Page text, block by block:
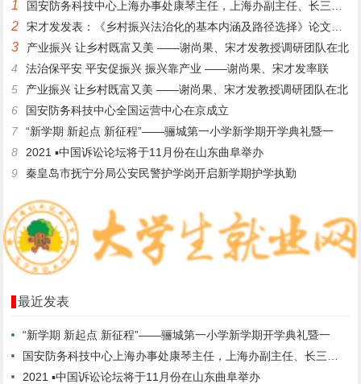
1 国安防务科技中心上海办事处康琴主任，上海办副主任、长三角办公
2 宋才发发表：《乡村振兴法治化的基本内涵及路径选择》论文（下篇
3
产业振兴 让乡村既富又美 ——谢尚果、宋才发教授调研团队在北
4
法治保平安 平安促振兴 振兴靠产业 ——谢尚果、宋才发率联
5
产业振兴 让乡村既富又美 ——谢尚果、宋才发教授调研团队在北
6
国安防务科技中心全国运营中心在京成立
7
“新学期 新起点 新征程”——骊城第一小学新学期开学典礼暨一
8
2021 ▪中国诉讼论坛将于11月份在山东曲阜举办
9
秦皇岛市抚宁分局公安民警护学岗开启新学期护学执勤
最近发表
“新学期 新起点 新征程”——骊城第一小学新学期开学典礼暨一
国安防务科技中心上海办事处康琴主任，上海办副主任、长三角办公
2021 ▪中国诉讼论坛将于11月份在山东曲阜举办